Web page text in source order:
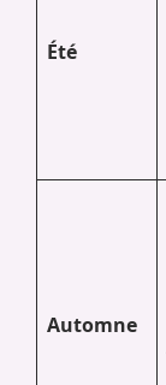
Été
Automne